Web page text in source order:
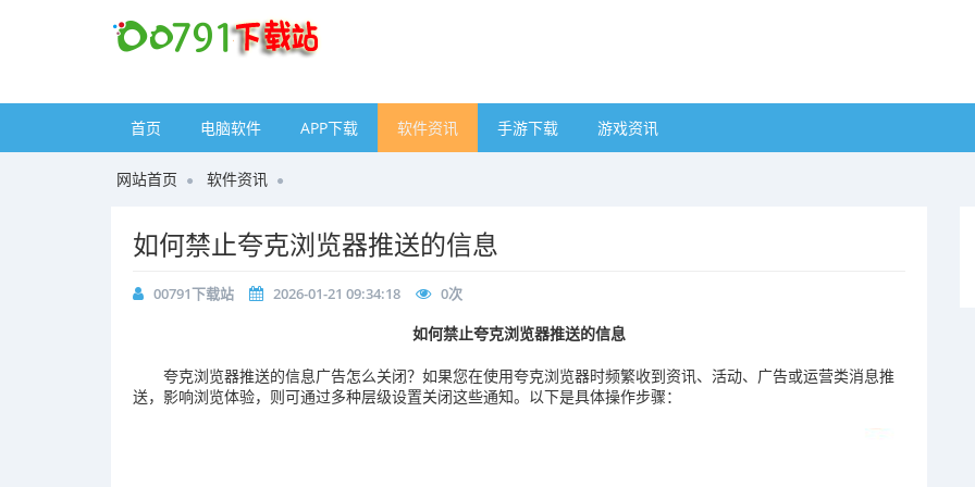
首页 电脑软件 APP下载 软件资讯 手游下载 游戏资讯
网站首页 软件资讯
如何禁止夸克浏览器推送的信息
00791下载站 2026-01-21 09:34:18 0次
如何禁止夸克浏览器推送的信息
夸克浏览器推送的信息广告怎么关闭？如果您在使用夸克浏览器时频繁收到资讯、活动、广告或运营类消息推
送，影响浏览体验，则可通过多种层级设置关闭这些通知。以下是具体操作步骤：